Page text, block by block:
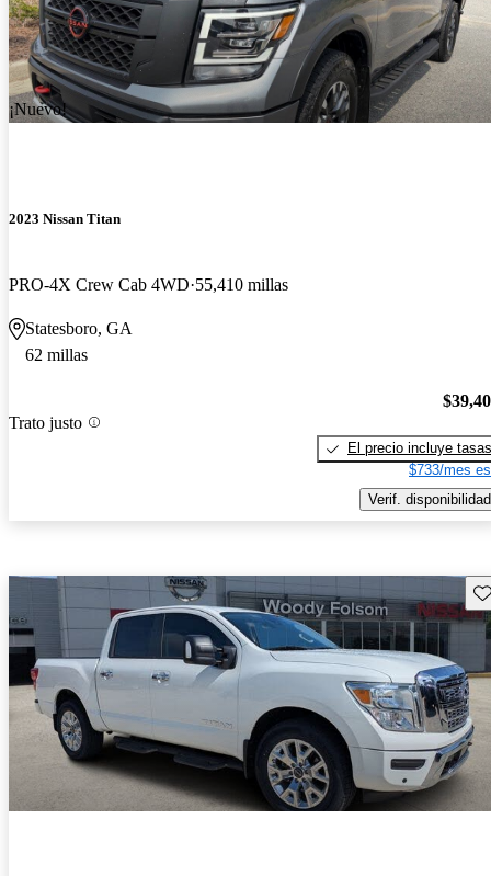
¡Nuevo!
2023 Nissan Titan
PRO-4X Crew Cab 4WD 55,410 millas
Statesboro, GA
62 millas
Trato justo
El precio incluye tasas
$733/mes
Verif. disponibilidad